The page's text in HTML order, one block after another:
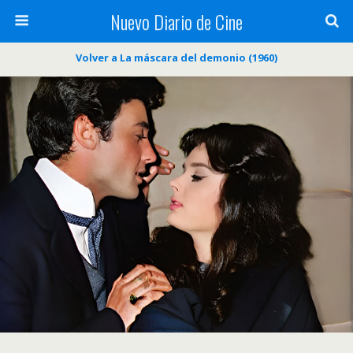
Nuevo Diario de Cine
Volver a La máscara del demonio (1960)